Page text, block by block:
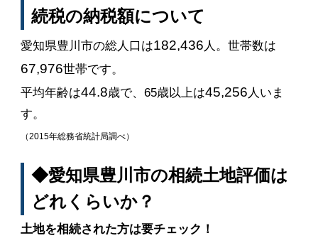
続税の納税額について
愛知県豊川市の総人口は182,436 人。世帯数は
67,976世帯です。
平均年齢は44.8歳で、65歳以上は45,256 人いま
す。
（2015年総務省統計局調べ）
◆愛知県豊川市の相続土地評価は
どれくらいか？
土地を相続された方は要チェック！